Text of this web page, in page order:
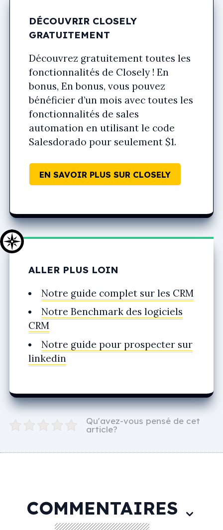
DÉCOUVRIR CLOSELY
GRATUITEMENT
Découvrez gratuitement toutes les
fonctionnalités de Closely ! En
bonus, En bonus, vous pouvez
bénéficier d’un mois avec toutes les
fonctionnalités de sales
automation en utilisant le code
Salesdorado pour seulement $1.
EN SAVOIR PLUS SUR CLOSELY
ALLER PLUS LOIN
Notre guide complet sur les CRM
Notre Benchmark des logiciels
CRM
Notre guide pour prospecter sur
linkedin
Qu'avez-vous pensé de cet
article?
COMMENTAIRES